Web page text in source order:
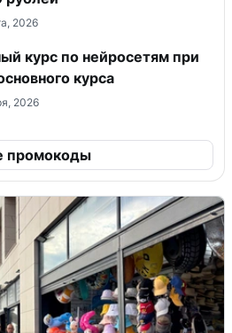
2026
курс по нейросетям при
курса
2026
промокоды